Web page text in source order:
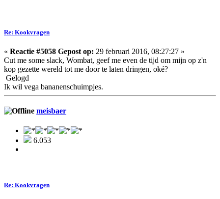
Re: Kookvragen
« Reactie #5058 Gepost op: 29 februari 2016, 08:27:27 »
Cut me some slack, Wombat, geef me even de tijd om mijn op z'n
kop gezette wereld tot me door te laten dringen, oké?
Gelogd
Ik wil vega bananenschuimpjes.
meisbaer
6.053
Re: Kookvragen